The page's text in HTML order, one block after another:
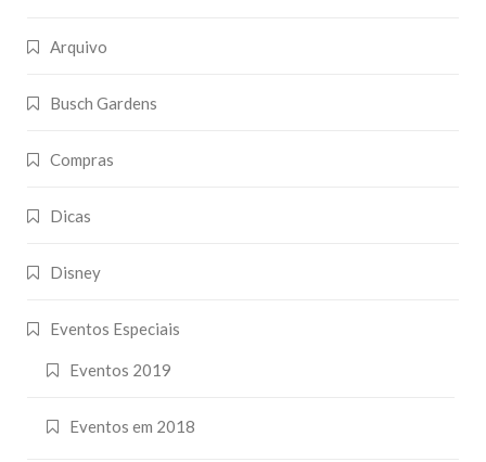
Arquivo
Busch Gardens
Compras
Dicas
Disney
Eventos Especiais
Eventos 2019
Eventos em 2018